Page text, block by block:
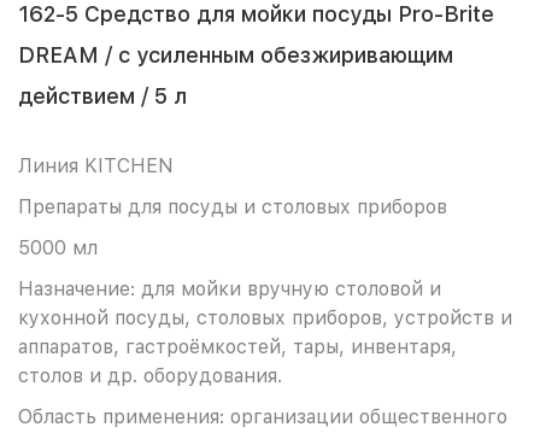
162-5 Средство для мойки посуды Pro-Brite
DREAM / с усиленным обезжиривающим
действием / 5 л
Линия KITCHEN
Препараты для посуды и столовых приборов
5000 мл
Назначение: для мойки вручную столовой и
кухонной посуды, столовых приборов, устройств и
аппаратов, гастроёмкостей, тары, инвентаря,
столов и др. оборудования.
Область применения: организации общественного